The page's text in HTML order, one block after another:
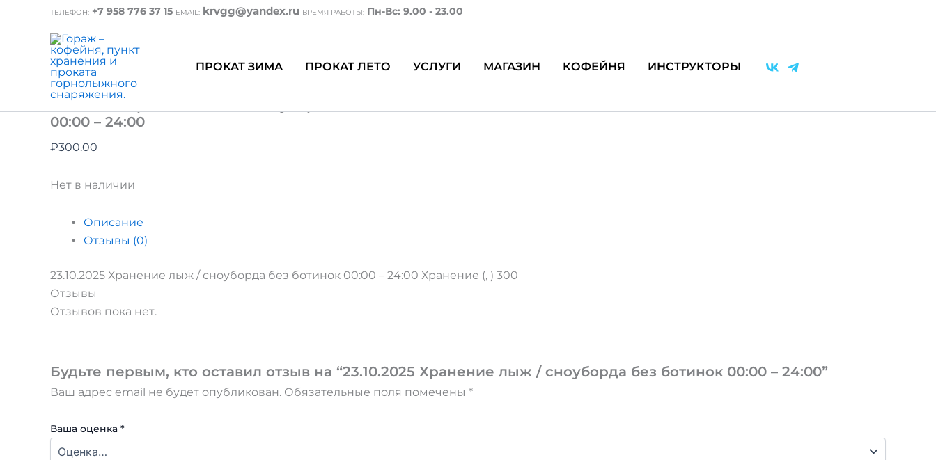
Перейти
содержимому
ТЕЛЕФОН: +7 958 776 37 15 EMAIL: krvgg@yandex.ru ВРЕМЯ РАБОТЫ: Пн-Вс: 9.00 - 23.00
ПРОКАТ ЗИМА ПРОКАТ ЛЕТО УСЛУГИ МАГАЗИН КОФЕЙНЯ ИНСТРУКТОРЫ
Главная/ 23.10.2025 Хранение лыж / сноуборда без ботинок 00:00
– 24:00
23.10.2025 Хранение лыж / сноуборда без ботинок
00:00 – 24:00
₽300.00
Нет в наличии
Описание
Отзывы (0)
23.10.2025 Хранение лыж / сноуборда без ботинок 00:00 – 24:00 Хранение (, ) 300
Отзывы
Отзывов пока нет.
Будьте первым, кто оставил отзыв на “23.10.2025 Хранение лыж / сноуборда без ботинок 00:00 – 24:00”
Ваш адрес email не будет опубликован. Обязательные поля помечены *
Ваша оценка *